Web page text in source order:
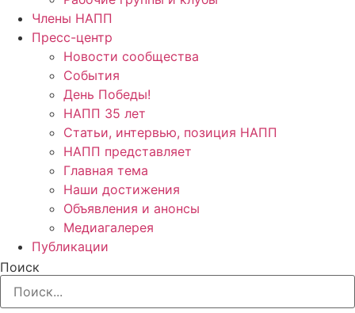
Члены НАПП
Пресс-центр
Новости сообщества
События
День Победы!
НАПП 35 лет
Статьи, интервью, позиция НАПП
НАПП представляет
Главная тема
Наши достижения
Объявления и анонсы
Медиагалерея
Публикации
Поиск